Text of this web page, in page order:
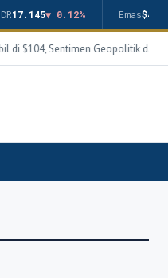
17.145▼ 0.12% Emas
di $104, Sentimen Geopolitik dan